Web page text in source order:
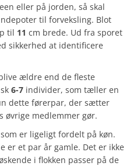
eller på jorden, så skal
til forveksling. Blot
til 11 cm brede. Ud fra sporet
sikkerhed at identificere
ældre end de fleste
6-7 individer, som tæller en
dette førerpar, der sætter
øvrige medlemmer gør.
er ligeligt fordelt på køn.
er et par år gamle. Det er ikke
i flokken passer på de